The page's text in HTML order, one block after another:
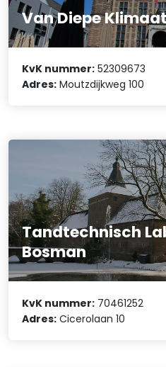
Van Diepe
KvK nummer: 52309673
Adres: Moutzdijkweg 100
Tandtechnisch
Bosman
KvK nummer: 70461252
Adres: Cicerolaan 10